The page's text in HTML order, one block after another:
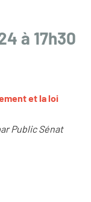
à 17h30
et la loi
Public Sénat